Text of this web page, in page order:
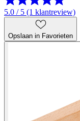
5.0 / 5 (1 klantreview)
Opslaan in Favorieten